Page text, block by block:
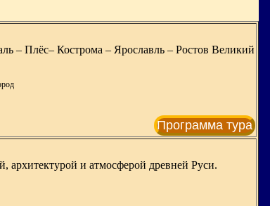
– Плёс– Кострома – Ярославль – Ростов Великий
Программа тура
архитектурой и атмосферой древней Руси.